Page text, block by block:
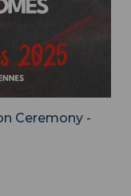
Ceremony -